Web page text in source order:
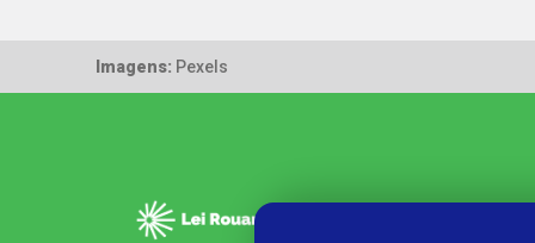
Imagens: Pexels